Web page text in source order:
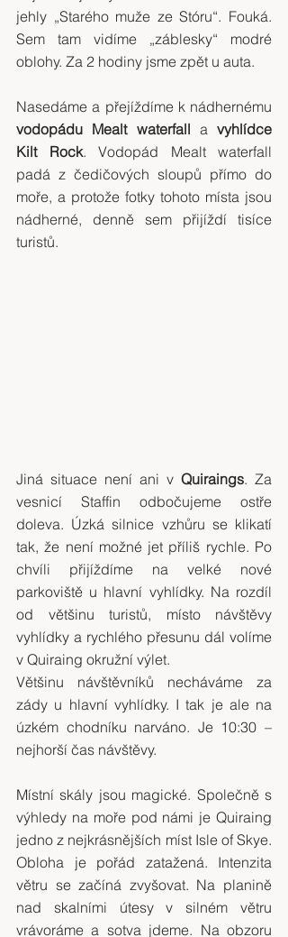
jehly „Starého muže ze Stóru“. Fouká.
Sem tam vidíme „záblesky“ modré
oblohy. Za 2 hodiny jsme zpět u auta.
vodopádu Mealt waterfall a vyhlídce
Kilt Rock. Vodopád Mealt waterfall
padá z čedičových sloupů přímo do
moře, a protože fotky tohoto místa jsou
nádherné, denně sem přijíždí tisíce
turistů.
Jiná situace není ani v Quiraings. Za
vesnicí Staffin odbočujeme ostře
doleva. Úzká silnice vzhůru se klikatí
tak, že není možné jet příliš rychle. Po
chvíli přijíždíme na velké nové
parkoviště u hlavní vyhlídky. Na rozdíl
od většinu turistů, místo návštěvy
vyhlídky a rychlého přesunu dál volíme
v Quiraing okružní výlet.
Většinu návštěvníků necháváme za
zády u hlavní vyhlídky. I tak je ale na
úzkém chodníku narváno. Je 10:30 –
nejhorší čas návštěvy.
Místní skály jsou magické. Společně s
výhledy na moře pod námi je Quiraing
jedno z nejkrásnějších míst Isle of Skye.
Obloha je pořád zatažená. Intenzita
větru se začíná zvyšovat. Na planině
nad skalními útesy v silném větru
vrávoráme a sotva jdeme. Na obzoru